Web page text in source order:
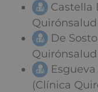
Castella
De
(Clínica